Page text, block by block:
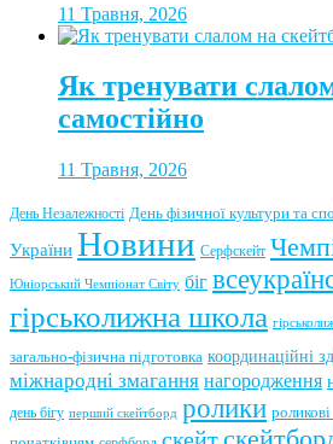
11 Травня, 2026
Як тренувати
самостійно
11 Травня, 2026
День Незалежності День фізичної культури та
України Новини Серфскейт
Юніорський Чемпіонат Світу біг
гірськолижна школа
загально-фізична підготовка координаційні
міжнародні змагання нагородження
день бігу перший скейтборд ролики